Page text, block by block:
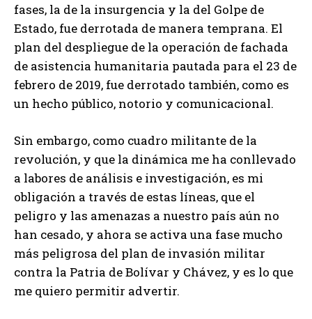
fases, la de la insurgencia y la del Golpe de
Estado, fue derrotada de manera temprana. El
plan del despliegue de la operación de fachada
de asistencia humanitaria pautada para el 23 de
febrero de 2019, fue derrotado también, como es
un hecho público, notorio y comunicacional.
Sin embargo, como cuadro militante de la
revolución, y que la dinámica me ha conllevado
a labores de análisis e investigación, es mi
obligación a través de estas líneas, que el
peligro y las amenazas a nuestro país aún no
han cesado, y ahora se activa una fase mucho
más peligrosa del plan de invasión militar
contra la Patria de Bolívar y Chávez, y es lo que
me quiero permitir advertir.